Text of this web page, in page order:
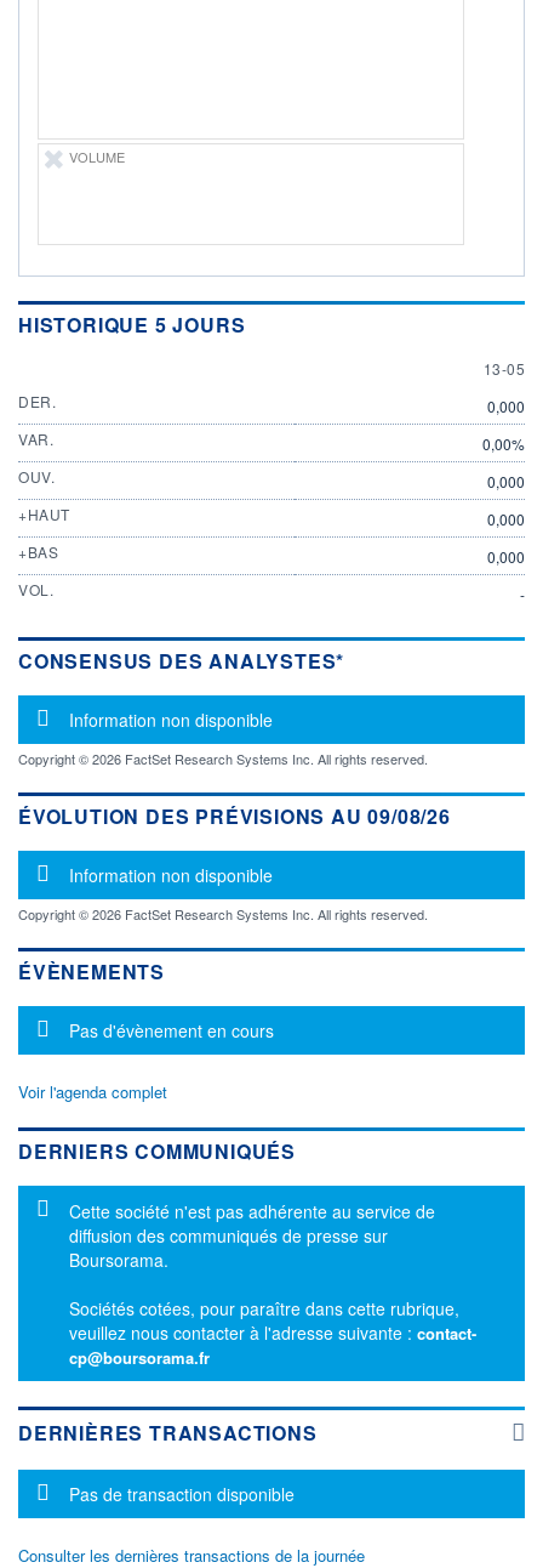
VOLUME
HISTORIQUE 5 JOURS
13 MAY
13-05
DER.
0,000
VAR.
0,00%
OUV.
0,000
+HAUT
0,000
+BAS
0,000
VOL.
-
CONSENSUS DES ANALYSTES*
Message d'information
Information non disponible
Copyright © 2026 FactSet Research Systems Inc. All rights reserved.
ÉVOLUTION DES PRÉVISIONS AU 09/08/26
Message d'information
Information non disponible
Copyright © 2026 FactSet Research Systems Inc. All rights reserved.
ÉVÈNEMENTS
Message d'information
Pas d'évènement en cours
Voir l'agenda complet
DERNIERS COMMUNIQUÉS
Message d'information
Cette société n'est pas adhérente au service de
diffusion des communiqués de presse sur
Boursorama.
Sociétés cotées, pour paraître dans cette rubrique,
veuillez nous contacter à l'adresse suivante : contact-
cp@boursorama.fr
DERNIÈRES TRANSACTIONS
Message d'information
Pas de transaction disponible
Consulter les dernières transactions de la journée